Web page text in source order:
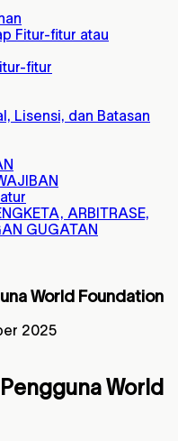
Fitur-fitur atau
fitur
Lisensi, dan Batasan
ARBITRASE,
GUGATAN
World Foundation
2025
World